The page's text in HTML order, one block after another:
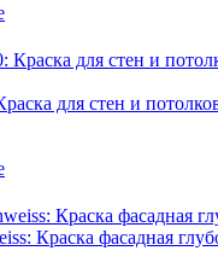
для стен и
Краска фасадная